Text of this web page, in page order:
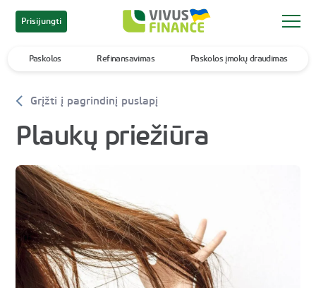
Prisijungti
Paskolos Refinansavimas Paskolos įmokų draudimas
Grįžti į pagrindinį puslapį
Plaukų priežiūra